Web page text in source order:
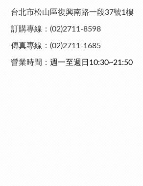
台北市松山區復興南路一段37號1樓
訂購專線：(02)2711-8598
傳真專線：(02)2711-1685
營業時間： 週一至週日10:30~21:50